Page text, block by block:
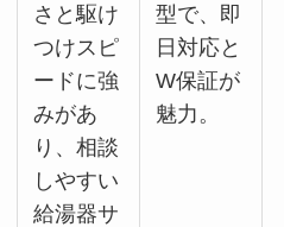
さと駆け
つけスピ
ードに強
みがあ
り、相談
しやすい
給湯器サ
型で、即
日対応と
W保証が
魅力。